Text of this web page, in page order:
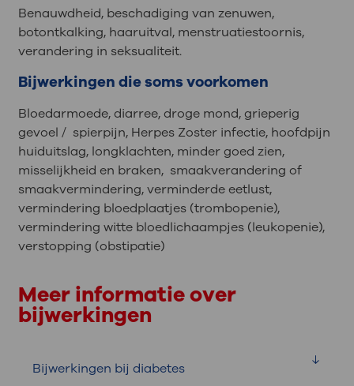
Benauwdheid, beschadiging van zenuwen,
botontkalking, haaruitval, menstruatiestoornis,
verandering in seksualiteit.
Bijwerkingen die soms voorkomen
Bloedarmoede, diarree, droge mond, grieperig
gevoel / spierpijn, Herpes Zoster infectie, hoofdpijn
huiduitslag, longklachten, minder goed zien,
misselijkheid en braken, smaakverandering of
smaakvermindering, verminderde eetlust,
vermindering bloedplaatjes (trombopenie),
vermindering witte bloedlichaampjes (leukopenie),
verstopping (obstipatie)
Meer informatie over
bijwerkingen
Bijwerkingen bij diabetes